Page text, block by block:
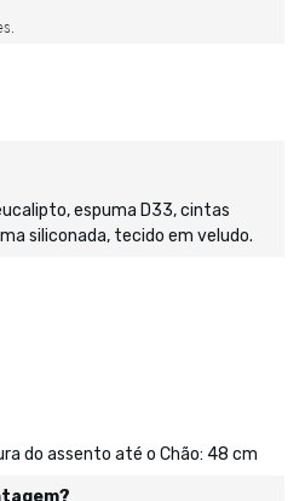
espuma D33, cintas
siliconada, tecido em veludo.
do assento até o Chão: 48 cm